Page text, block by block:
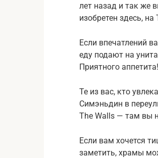
лет назад и так же
изобретен здесь,
Если впечатлений
еду подают на
Приятного аппетита!
Те из вас, кто
Симэньдин в
The Walls — там вы
Если вам хочется
заметить, храмы